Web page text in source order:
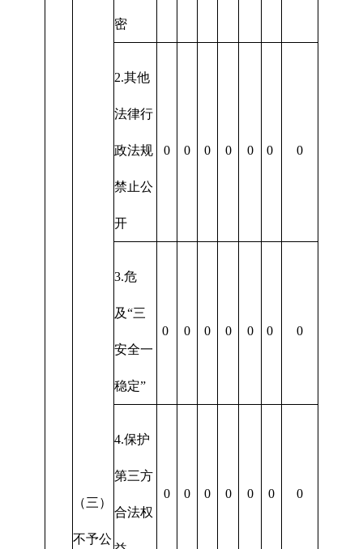
（三）
不予公
密
2.其他
法律行
政法规
禁止公
开
0 0 0 0 0 0 0
3.危
及“三
安全一
稳定”
0 0 0 0 0 0 0
4.保护
第三方
合法权
0 0 0 0 0 0 0